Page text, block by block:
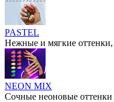
PASTEL
Нежные и мягкие оттенки,
NEON MIX
Сочные неоновые оттенки